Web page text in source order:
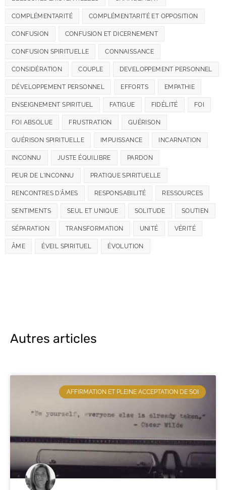
COMPLÉMENTARITÉ COMPLÉMENTARITÉ ET OPPOSITION
CONFUSION CONFUSION ET DICERNEMENT
CONFUSION SPIRITUELLE CONNAISSANCE
CONSIDÉRATION COUPLE DEVELOPPEMENT PERSONNEL
DÉVELOPPEMENT PERSONNEL EFFORTS EMPATHIE
ENSEIGNEMENT SPIRITUEL FATIGUE FIDÉLITÉ FOI
FOI ABSOLUE FRUSTRATION GUÉRISON
GUÉRISON SPIRITUELLE IMPUISSANCE INCARNATION
INCONNU JUSTE ÉQUILIBRE PARDON
PEUR DE L'INCONNU PRATIQUE SPIRITUELLE
RENCONTRES D'ÂMES RESPONSABILITÉ RESSOURCES
SENTIMENTS SEUL ET UNIQUE SOLITUDE SOUTIEN
SÉPARATION TRANSFORMATION UNITÉ VÉRITÉ
ÂME ÉVEIL SPIRITUEL ÉVOLUTION
Autres articles
AFFIRMATION ET PLEINE ACCEPTATION DE SOI